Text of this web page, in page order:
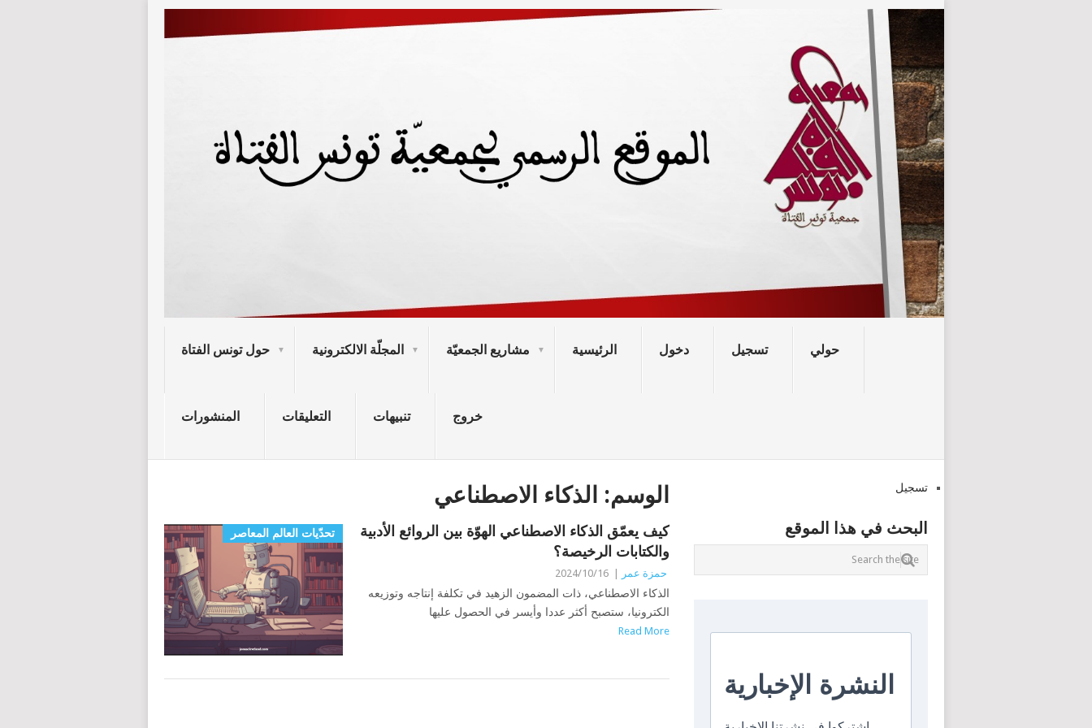
حول تونس الفتاة المجلّة الالكترونية مشاريع الجمعيّة الرئيسية دخول تسجيل حولي
المنشورات التعليقات تنبيهات خروج
الوسم: الذكاء الاصطناعي
تحدّيات العالم المعاصر
كيف يعمّق الذكاء الاصطناعي الهوّة بين الروائع الأدبية
والكتابات الرخيصة؟
حمزة عمر 2024/10/16
الذكاء الاصطناعي، ذات المضمون الزهيد في تكلفة إنتاجه وتوزيعه
الكترونيا، ستصبح أكثر عددا وأيسر في الحصول عليها
Read More
تسجيل
البحث في هذا الموقع